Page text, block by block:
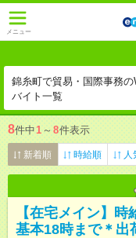
メニュー
錦糸町で貿易・国際事務
バイト一覧
8件中1 ～ 8件表示
新着順 時給順 人
【在宅メイン】
基本18時まで＊出